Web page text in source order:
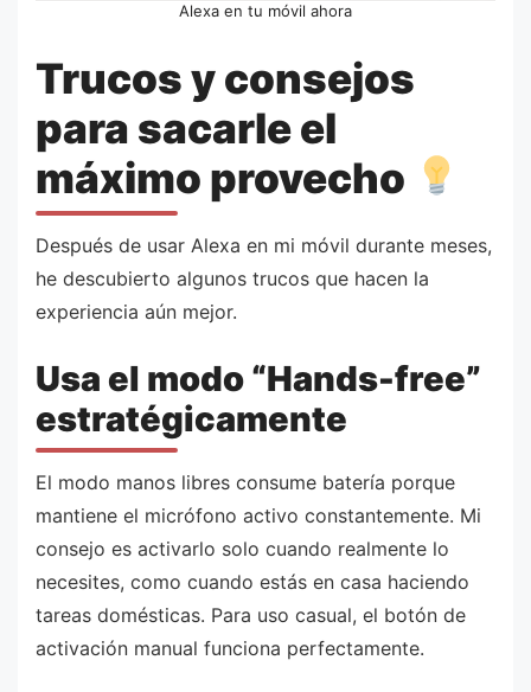
Alexa en tu móvil ahora
Trucos y consejos
para sacarle el
máximo provecho
Después de usar Alexa en mi móvil durante meses,
he descubierto algunos trucos que hacen la
experiencia aún mejor.
Usa el modo “Hands-free”
estratégicamente
El modo manos libres consume batería porque
mantiene el micrófono activo constantemente. Mi
consejo es activarlo solo cuando realmente lo
necesites, como cuando estás en casa haciendo
tareas domésticas. Para uso casual, el botón de
activación manual funciona perfectamente.